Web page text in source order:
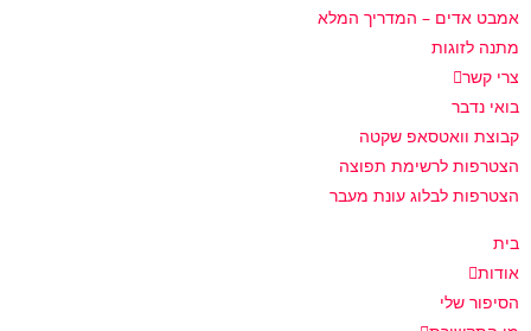
אמבט אדים – המדריך המלא
מתנה לזוגות
צרי קשר
בואי נדבר
קבוצת וואטסאפ שקטה
הצטרפות לרשימת תפוצה
הצטרפות לבלוג עונת מעבר
בית
אודות
הסיפור שלי